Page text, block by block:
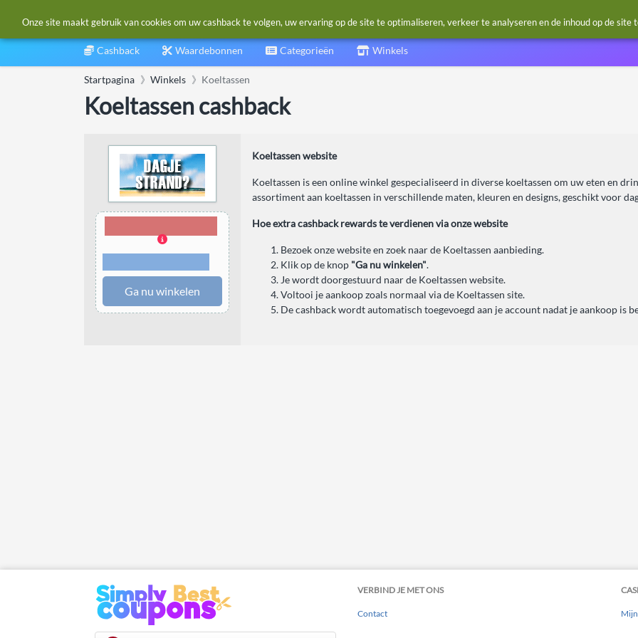
Cashback Waardebonnen Categorieën Winkels
Startpagina Winkels Koeltassen
Koeltassen cashback
Koeltassen website
Koeltassen is een online winkel gespecialiseerd in diverse koeltassen om uw eten en
assortiment aan koeltassen in verschillende maten, kleuren en designs, geschikt voor
Hoe extra cashback rewards te verdienen via onze website
Bezoek onze website en zoek naar de Koeltassen aanbieding.
Klik op de knop "Ga nu winkelen".
Je wordt doorgestuurd naar de Koeltassen website.
Voltooi je aankoop zoals normaal via de Koeltassen site.
De cashback wordt automatisch toegevoegd aan je account nadat je aankoop is
Voorwaarden en
Ga nu winkelen
VERBIND JE MET ONS
Contact
Onze site maakt gebruik van cookies om uw cashback te volgen, uw ervaring op de site te optimaliseren, verkeer te analyseren en de inhoud op de